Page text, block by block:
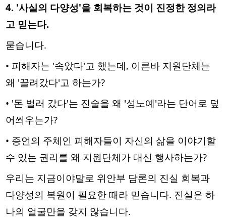
4. '사실의 다양성'을 회복하는 것이 진정한 정의라
고 믿는다.
묻습니다.
• 피해자는 '속았다'고 했는데, 이른바 지원단체는
왜 '끌려갔다'고 하는가?
• '돈 벌러 갔다'는 진술을 왜 '성노예'라는 단어로 덮
어씌우는가?
• 증언의 주체인 피해자들이 자신의 삶을 이야기할
수 있는 권리를 왜 지원단체가 대신 행사하는가?
우리는 지금이야말로 위안부 담론의 진실 회복과
다양성의 복원이 필요한 때라 믿습니다. 진실은 하
나의 얼굴만을 갖지 않습니다.